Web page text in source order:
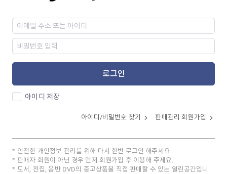
로그인
아이디 저장
아이디/비밀번호 찾기 판매관리 회원가입
안전한 개인정보 관리를 위해 다시 한번 로그인 해주세요.
판매자 회원이 아닌 경우 먼저 회원가입 후 이용해 주세요.
도서, 전집, 음반 DVD의 중고상품을 직접 판매할 수 있는 열린공간입니